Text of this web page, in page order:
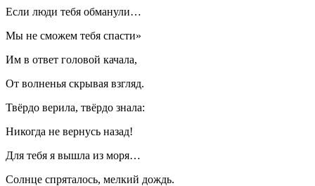
Если люди тебя обманули…
Мы не сможем тебя спасти»
Им в ответ головой качала,
От волненья скрывая взгляд.
Твёрдо верила, твёрдо знала:
Никогда не вернусь назад!
Для тебя я вышла из моря…
Солнце спряталось, мелкий дождь.